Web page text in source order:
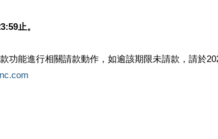
止。
功能進行相關請款動作，如逾該期限未請款，請於